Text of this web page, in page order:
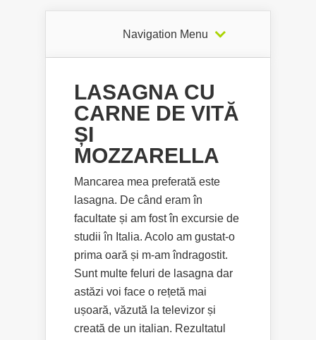
Navigation Menu
LASAGNA CU
CARNE DE VITĂ
ȘI
MOZZARELLA
Mancarea mea preferată este
lasagna. De când eram în
facultate și am fost în excursie de
studii în Italia. Acolo am gustat-o
prima oară și m-am îndragostit.
Sunt multe feluri de lasagna dar
astăzi voi face o rețetă mai
ușoară, văzută la televizor și
creată de un italian. Rezultatul